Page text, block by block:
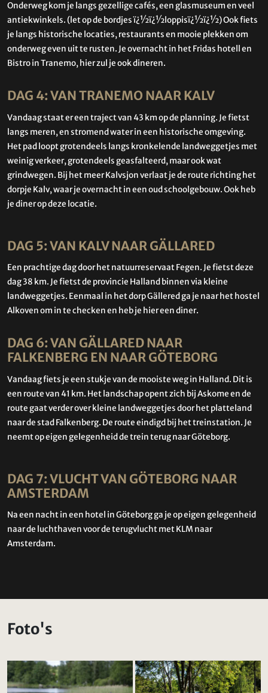
Onderweg kom je langs gezellige cafés, een glasmuseum en veel
antiekwinkels. (let op de bordjes ï¿½ï¿½loppisï¿½ï¿½) Ook fiets
je langs historische locaties, restaurants en mooie plekken om
onderweg even uit te rusten. Je overnacht in het Fridas hotell en
Bistro in Tranemo, hier zul je ook dineren.
DAG 4: VAN TRANEMO NAAR KALV
Vandaag staat er een traject van 43 km op de planning. Je fietst
langs meren, en stromend water in een historische omgeving.
Het pad loopt grotendeels langs kronkelende landweggetjes met
weinig verkeer, grotendeels geasfalteerd, maar ook wat
grindwegen. Bij het meer Kalvsjon verlaat je de route richting het
dorpje Kalv, waar je overnacht in een oud schoolgebouw. Ook heb
je diner op deze locatie.
DAG 5: VAN KALV NAAR GÄLLARED
Een prachtige dag door het natuurreservaat Fegen. Je fietst deze
dag 38 km. Je fietst de provincie Halland binnen via kleine
landweggetjes. Eenmaal in het dorp Gällered ga je naar het hostel
Alkoven om in te checken en heb je hier een diner.
DAG 6: VAN GÄLLARED NAAR
FALKENBERG EN NAAR GÖTEBORG
Vandaag fiets je een stukje van de mooiste weg in Halland. Dit is
een route van 41 km. Het landschap opent zich bij Askome en de
route gaat verder over kleine landweggetjes door het platteland
naar de stad Falkenberg. De route eindigd bij het treinstation. Je
neemt op eigen gelegenheid de trein terug naar Göteborg.
DAG 7: VLUCHT VAN GÖTEBORG NAAR
AMSTERDAM
Na een nacht in een hotel in Göteborg ga je op eigen gelegenheid
naar de luchthaven voor de terugvlucht met KLM naar
Amsterdam.
Foto's